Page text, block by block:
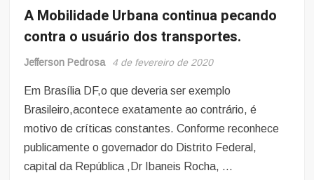
A Mobilidade Urbana continua pecando
contra o usuário dos transportes.
Jefferson Pedrosa 4 de fevereiro de 2020
Em Brasília DF,o que deveria ser exemplo
Brasileiro,acontece exatamente ao contrário, é
motivo de críticas constantes. Conforme reconhece
publicamente o governador do Distrito Federal,
capital da República ,Dr Ibaneis Rocha, …